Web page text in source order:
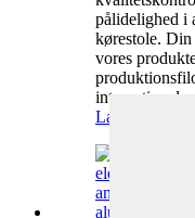
pålidelighed i
kørestole. Din
vores
internationale
Læs mere